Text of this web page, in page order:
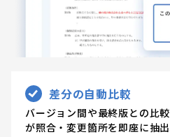
差分の自動比較
バージョン間や最終版との比
が照合・変更箇所を即座に抽